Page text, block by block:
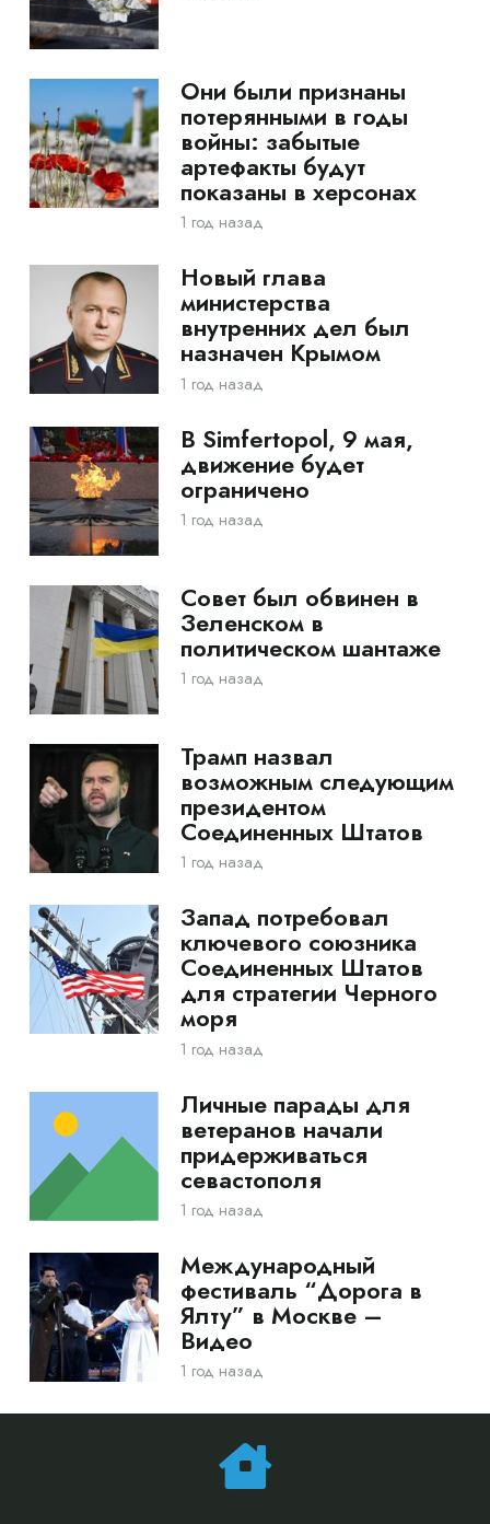
Они были признаны
потерянными в годы
войны: забытые
артефакты будут
показаны в херсонах
1 год назад
Новый глава
министерства
внутренних дел был
назначен Крымом
1 год назад
В Simfertopol, 9 мая,
движение будет
ограничено
1 год назад
Совет был обвинен в
Зеленском в
политическом шантаже
1 год назад
Трамп назвал
возможным следующим
президентом
Соединенных Штатов
1 год назад
Запад потребовал
ключевого союзника
Соединенных Штатов
для стратегии Черного
моря
1 год назад
Личные парады для
ветеранов начали
придерживаться
севастополя
1 год назад
Международный
фестиваль “Дорога в
Ялту” в Москве –
Видео
1 год назад